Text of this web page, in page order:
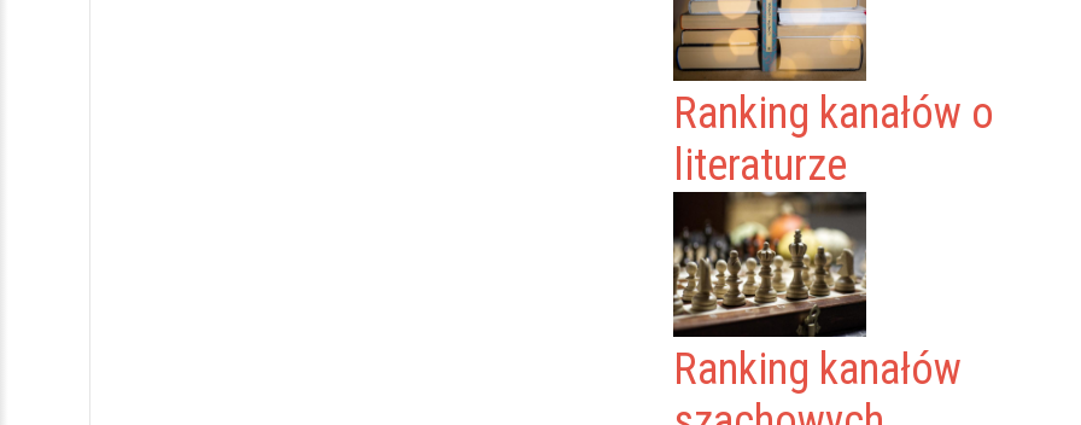
Ranking kanałów o
literaturze
Ranking kanałów